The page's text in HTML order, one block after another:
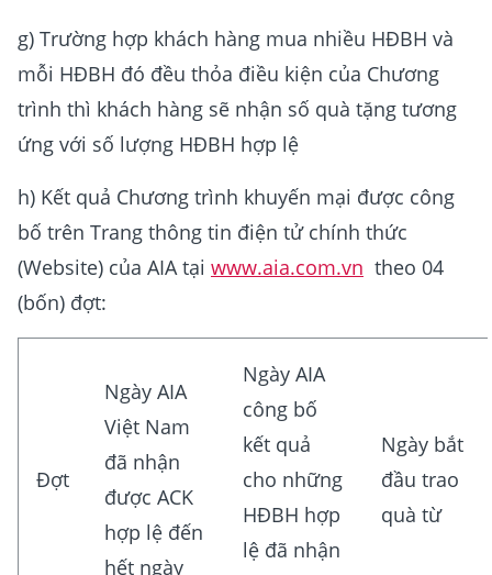
g) Trường hợp khách hàng mua nhiều HĐBH và
mỗi HĐBH đó đều thỏa điều kiện của Chương
trình thì khách hàng sẽ nhận số quà tặng tương
ứng với số lượng HĐBH hợp lệ
h) Kết quả Chương trình khuyến mại được công
bố trên Trang thông tin điện tử chính thức
(Website) của AIA tại www.aia.com.vn theo 04
(bốn) đợt:
Đợt
Ngày AIA
Việt Nam
đã nhận
được ACK
hợp lệ đến
hết ngày
Ngày AIA
công bố
kết quả
cho những
HĐBH hợp
lệ đã nhận
Ngày bắt
đầu trao
quà từ